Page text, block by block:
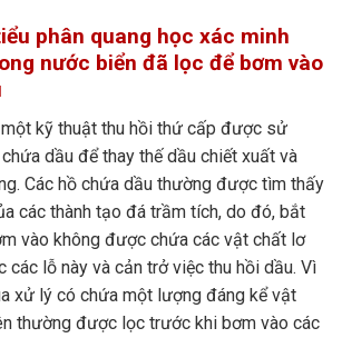
phân quang học xác minh
nước biển đã lọc để bơm vào
kỹ thuật thu hồi thứ cấp được sử
dầu để thay thế dầu chiết xuất và
Các hồ chứa dầu thường được tìm thấy
các thành tạo đá trầm tích, do đó, bắt
vào không được chứa các vật chất lơ
các lỗ này và cản trở việc thu hồi dầu. Vì
xử lý có chứa một lượng đáng kể vật
thường được lọc trước khi bơm vào các